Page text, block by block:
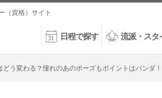
（資格）サイト
日程で探す 流派・スタ
どう変わる？憧れのあのポーズもポイントはバンダ！